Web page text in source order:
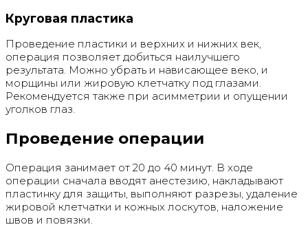
Круговая пластика
Проведение пластики и верхних и нижних век,
операция позволяет добиться наилучшего
результата. Можно убрать и нависающее веко, и
морщины или жировую клетчатку под глазами.
Рекомендуется также при асимметрии и опущении
уголков глаз.
Проведение операции
Операция занимает от 20 до 40 минут. В ходе
операции сначала вводят анестезию, накладывают
пластинку для защиты, выполняют разрезы, удаление
жировой клетчатки и кожных лоскутов, наложение
швов и повязки.